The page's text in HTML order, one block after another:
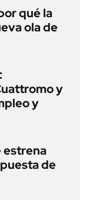
qué la
ola de
y
y
estrena
de